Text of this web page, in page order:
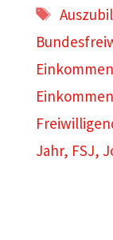
Jahr, FSJ,